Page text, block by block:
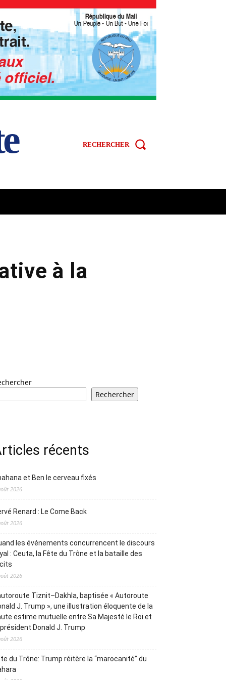
RECHERCHER
à la
Rechercher
récents
et Ben le cerveau fixés
2026
Renard : Le Come Back
2026
les événements concurrencent le discours
: Ceuta, la Fête du Trône et la bataille des
2026
Tiznit–Dakhla, baptisée « Autoroute
J. Trump », une illustration éloquente de la
estime mutuelle entre Sa Majesté le Roi et
président Donald J. Trump
2026
du Trône: Trump réitère la “marocanité” du